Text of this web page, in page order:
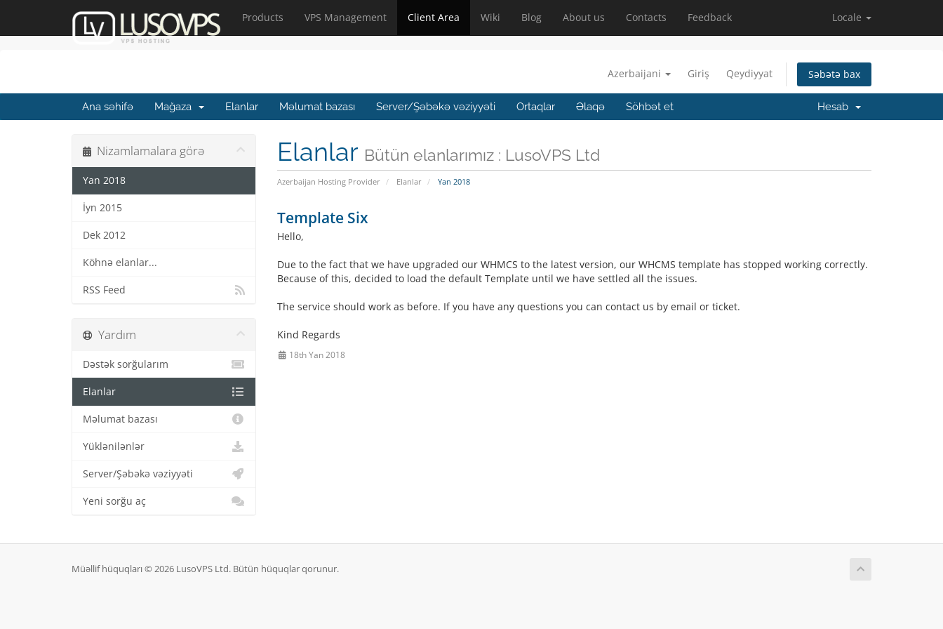
Products VPS Management Client Area Wiki Blog About us Contacts Feedback Locale
Azerbaijani Giriş Qeydiyyat Səbətə bax
Ana səhifə Mağaza Elanlar Məlumat bazası Server/Şəbəkə vəziyyəti Ortaqlar Əlaqə Söhbət et Hesab
Elanlar Bütün elanlarımız : LusoVPS Ltd
Azerbaijan Hosting Provider Elanlar Yan 2018
Nizamlamalara görə
Yan 2018
İyn 2015
Dek 2012
Köhnə elanlar...
RSS Feed
Template Six
Hello,
Due to the fact that we have upgraded our WHMCS to the latest version, our WHCMS template has stopped working correctly.
Because of this, decided to load the default Template until we have settled all the issues.
The service should work as before. If you have any questions you can contact us by email or ticket.
Kind Regards
18th Yan 2018
Yardım
Dəstək sorğularım
Elanlar
Məlumat bazası
Yüklənilənlər
Server/Şəbəkə vəziyyəti
Yeni sorğu aç
Müəllif hüquqları © 2026 LusoVPS Ltd. Bütün hüquqlar qorunur.